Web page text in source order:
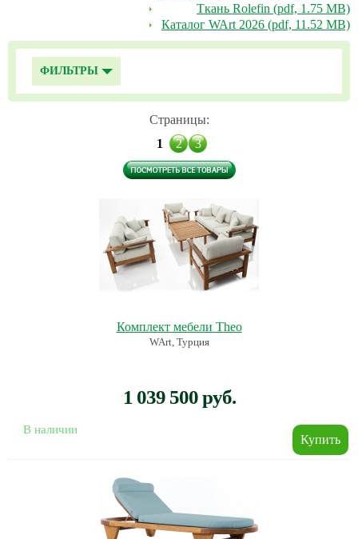
Ткань Rolefin (pdf, 1.75 MB)
Каталог WArt 2026 (pdf, 11.52 MB)
ФИЛЬТРЫ
Страницы:
1
2 3
Комплект мебели Theo
WArt, Турция
1 039 500 руб.
В наличии